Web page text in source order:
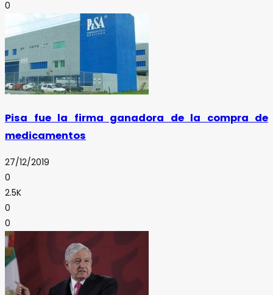
0
Pisa fue la firma ganadora de la compra de
medicamentos
27/12/2019
0
2.5K
0
0